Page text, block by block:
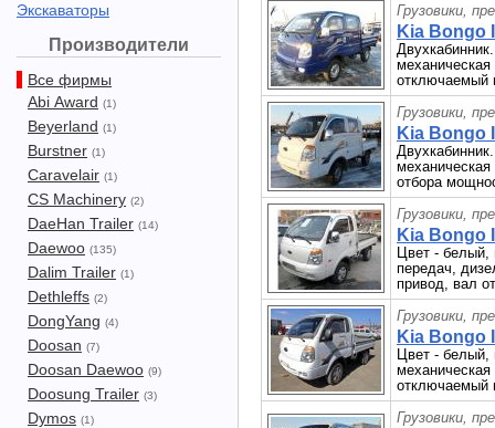
Экскаваторы
Производители
Все фирмы
Abi Award (1)
Beyerland (1)
Burstner (1)
Caravelair (1)
CS Machinery (2)
DaeHan Trailer (14)
Daewoo (135)
Dalim Trailer (1)
Dethleffs (2)
DongYang (4)
Doosan (7)
Doosan Daewoo (9)
Doosung Trailer (3)
Dymos (1)
Грузовики,
Kia Bongo
отключаемый
Грузовики,
Kia Bongo
отбора
Грузовики,
Kia Bongo
Цвет - белый,
передач,
привод, вал
Грузовики,
Kia Bongo
Цвет - белый,
отключаемый
Грузовики,